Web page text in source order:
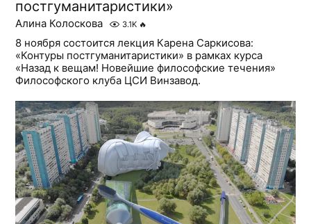
постгуманитаристики»
Алина Колоскова 3.1K 🔥
8 ноября состоится лекция Карена Саркисова:
«Контуры постгуманитаристики» в рамках курса
«Назад к вещам! Новейшие философские течения»
Философского клуба ЦСИ Винзавод.